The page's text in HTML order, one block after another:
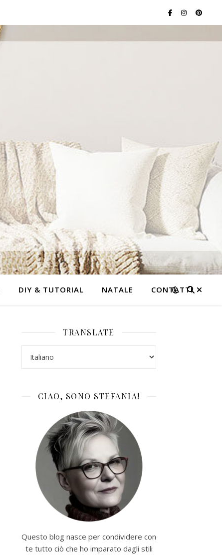
DIY & TUTORIAL NATALE CONTATTI
TRANSLATE
CIAO, SONO STEFANIA!
Questo blog nasce per condividere con
te tutto ciò che ho imparato dagli stili